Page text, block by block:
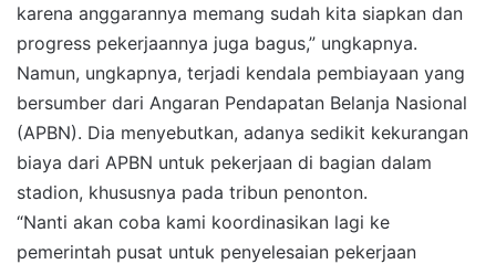
karena anggarannya memang sudah kita siapkan dan
progress pekerjaannya juga bagus,” ungkapnya.
Namun, ungkapnya, terjadi kendala pembiayaan yang
bersumber dari Angaran Pendapatan Belanja Nasional
(APBN). Dia menyebutkan, adanya sedikit kekurangan
biaya dari APBN untuk pekerjaan di bagian dalam
stadion, khususnya pada tribun penonton.
“Nanti akan coba kami koordinasikan lagi ke
pemerintah pusat untuk penyelesaian pekerjaan